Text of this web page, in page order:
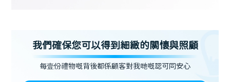
我們確保您可以得到細緻的關懷與照顧
每壹份禮物嘅背後都係顧客對我哋嘅認可同安心